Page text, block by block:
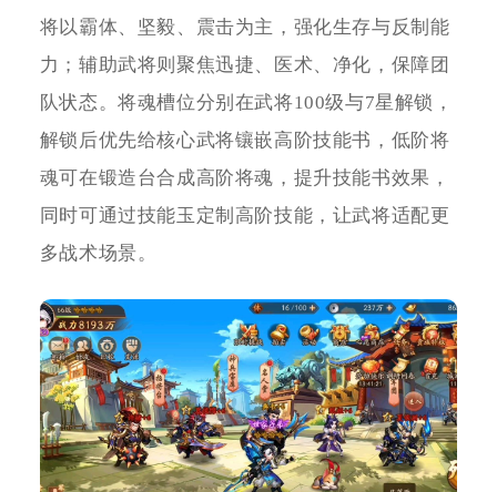
将以霸体、坚毅、震击为主，强化生存与反制能
力；辅助武将则聚焦迅捷、医术、净化，保障团
队状态。将魂槽位分别在武将100级与7星解锁，
解锁后优先给核心武将镶嵌高阶技能书，低阶将
魂可在锻造台合成高阶将魂，提升技能书效果，
同时可通过技能玉定制高阶技能，让武将适配更
多战术场景。